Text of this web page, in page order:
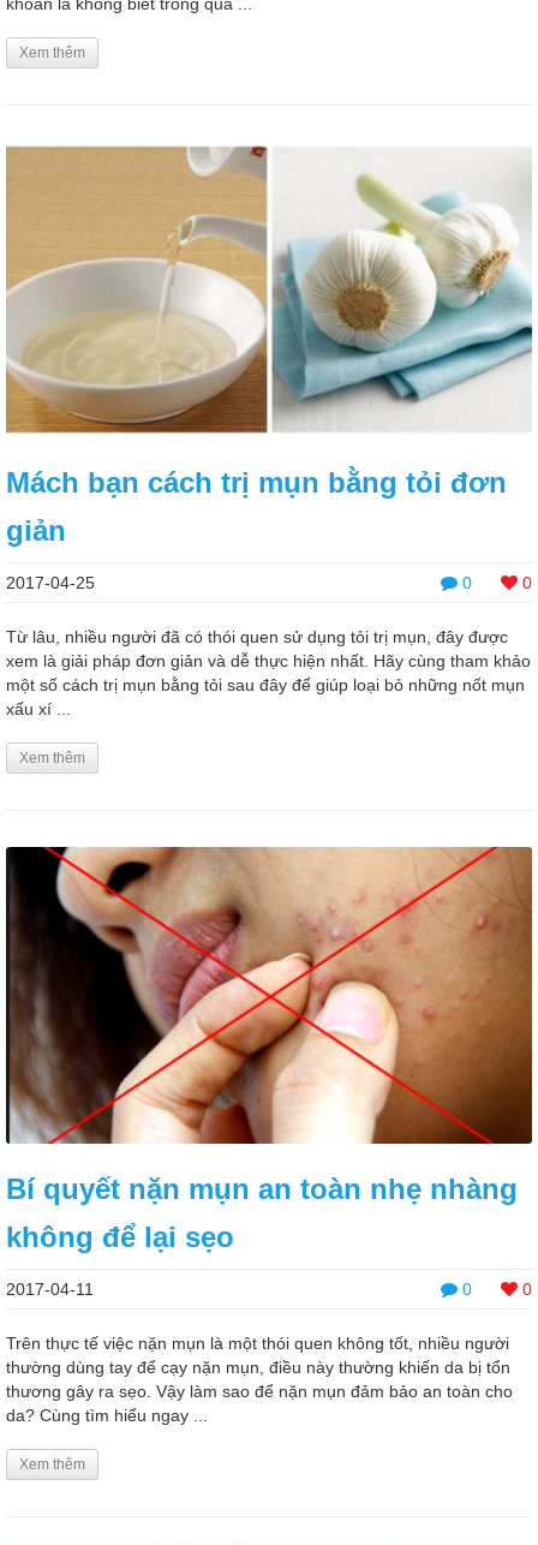
Xem thêm
Mách bạn cách trị mụn bằng tỏi đơn
giản
0 0
2017-04-25
Từ lâu, nhiều người đã có thói quen sử dụng tỏi trị mụn, đây được
xem là giải pháp đơn giản và dễ thực hiện nhất. Hãy cùng tham khảo
một số cách trị mụn bằng tỏi sau đây để giúp loại bỏ những nốt mụn
xấu xí ...
Xem thêm
Bí quyết nặn mụn an toàn nhẹ nhàng
không để lại sẹo
0 0
2017-04-11
Trên thực tế việc nặn mụn là một thói quen không tốt, nhiều người
thường dùng tay để cạy nặn mụn, điều này thường khiến da bị tổn
thương gây ra sẹo. Vậy làm sao để nặn mụn đảm bảo an toàn cho
da? Cùng tìm hiểu ngay ...
Xem thêm